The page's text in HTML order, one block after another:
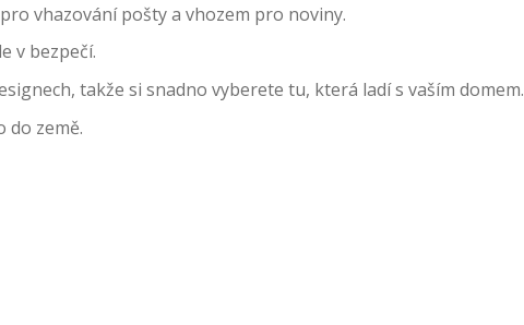
vhazování pošty a vhozem pro noviny.
v bezpečí.
takže si snadno vyberete tu, která ladí s vaším domem.
do země.